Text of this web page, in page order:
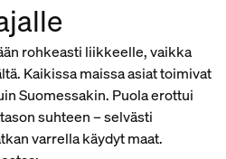
rohkeasti liikkeelle, vaikka
Kaikissa maissa asiat toimivat
Suomessakin. Puola erottui
suhteen – selvästi
varrella käydyt maat.